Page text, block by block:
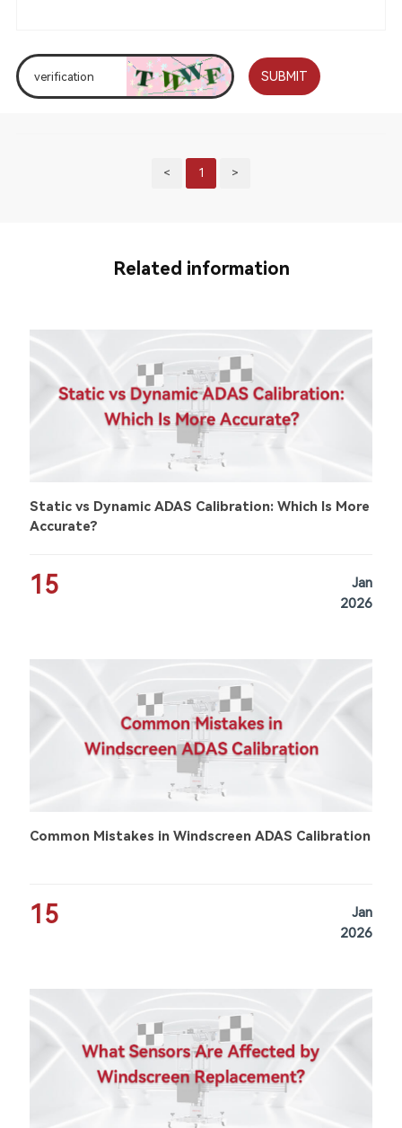
SUBMIT
< 1 >
Related information
Static vs Dynamic ADAS Calibration: Which Is More
Accurate?
15
Jan
2026
Common Mistakes in Windscreen ADAS Calibration
15
Jan
2026